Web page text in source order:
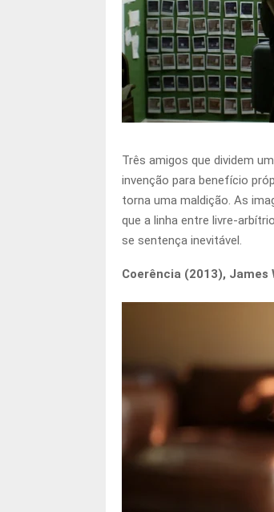
Três amigos que dividem
invenção para benefício
torna uma maldição. As
que a linha entre livre-
se sentença inevitável.
Coerência (2013), James